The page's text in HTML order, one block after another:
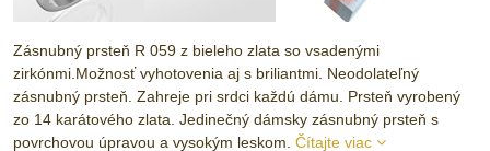
Zásnubný prsteň R 059 z bieleho zlata so vsadenými
zirkónmi.Možnosť vyhotovenia aj s briliantmi. Neodolateľný
zásnubný prsteň. Zahreje pri srdci každú dámu. Prsteň vyrobený
zo 14 karátového zlata. Jedinečný dámsky zásnubný prsteň s
povrchovou úpravou a vysokým leskom. Čítajte viac